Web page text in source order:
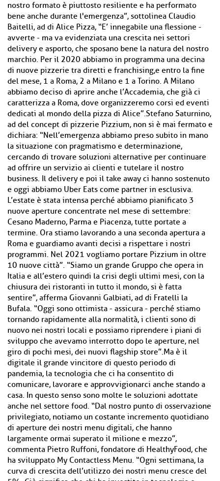
nostro formato è piuttosto resiliente e ha performato
bene anche durante l'emergenza”, sottolinea Claudio
Baitelli, ad di Alice Pizza, “E’ innegabile una flessione -
avverte - ma va evidenziata una crescita nei settori
delivery e asporto, che sposano bene la natura del nostro
marchio. Per il 2020 abbiamo in programma una decina
di nuove pizzerie tra diretti e franchising,e entro la fine
del mese, 1 a Roma, 2 a Milano e 1 a Torino. A Milano
abbiamo deciso di aprire anche l’Accademia, che già ci
caratterizza a Roma, dove organizzeremo corsi ed eventi
dedicati al mondo della pizza di Alice”.Stefano Saturnino,
ad del concept di pizzerie Pizzium, non si è mai fermato e
dichiara: “Nell’emergenza abbiamo preso subito in mano
la situazione con pragmatismo e determinazione,
cercando di trovare soluzioni alternative per continuare
ad offrire un servizio ai clienti e tutelare il nostro
business. Il delivery e poi il take away ci hanno sostenuto
e oggi abbiamo Uber Eats come partner in esclusiva.
L’estate è stata intensa perché abbiamo pianificato 3
nuove aperture concentrate nel mese di settembre:
Cesano Maderno, Parma e Piacenza, tutte portate a
termine. Ora stiamo lavorando a una seconda apertura a
Roma e guardiamo avanti decisi a rispettare i nostri
programmi. Nel 2021 vogliamo portare Pizzium in oltre
10 nuove città”. “Siamo un grande Gruppo che opera in
Italia e all’estero quindi la crisi degli ultimi mesi, con la
chiusura dei ristoranti in tutto il mondo, si è fatta
sentire”, afferma Giovanni Galbiati, ad di Fratelli la
Bufala. “Oggi sono ottimista - assicura - perché stiamo
tornando rapidamente alla normalità, i clienti sono di
nuovo nei nostri locali e possiamo riprendere i piani di
sviluppo che avevamo interrotto dopo le aperture, nel
giro di pochi mesi, dei nuovi flagship store”.Ma è il
digitale il grande vincitore di questo periodo di
pandemia, la tecnologia che ci ha consentito di
comunicare, lavorare e approvvigionarci anche stando a
casa. In questo senso sono molte le soluzioni adottate
anche nel settore food. “Dal nostro punto di osservazione
privilegiato, notiamo un costante incremento quotidiano
di aperture dei nostri menu digitali, che hanno
largamente ormai superato il milione e mezzo”,
commenta Pietro Ruffoni, fondatore di HealthyFood, che
ha sviluppato My Contactless Menu. “Ogni settimana, la
curva di crescita dell’utilizzo dei nostri menu cresce del